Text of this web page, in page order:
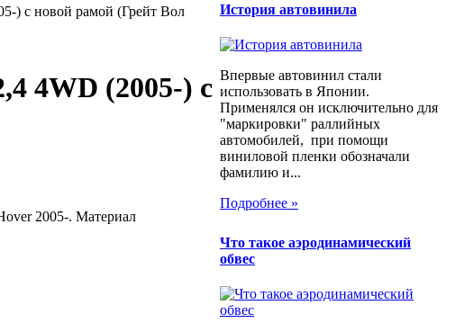
) с новой рамой (Грейт Вол
4WD (2005-) с
2005-. Материал
История автовинила
Впервые автовинил стали
использовать в Японии.
Применялся он исключительно для
"маркировки" раллийных
автомобилей, при помощи
виниловой пленки обозначали
фамилию и...
Подробнее »
Что такое аэродинамический
обвес